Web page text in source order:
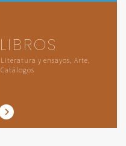
LIBROS
Literatura y ensayos, Arte,
Catálogos